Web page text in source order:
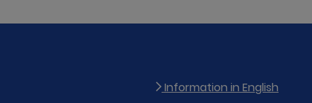
Information in English